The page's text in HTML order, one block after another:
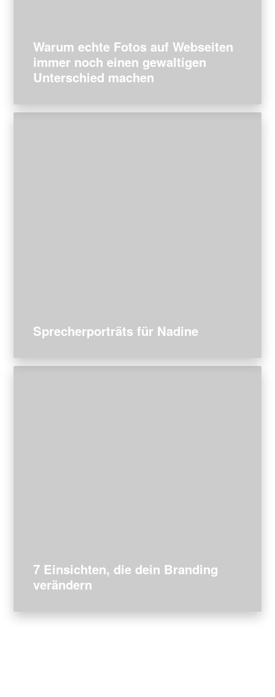
Warum echte Fotos auf Webseiten
immer noch einen gewaltigen
Unterschied machen
Sprecherporträts für Nadine
7 Einsichten, die dein Branding
verändern